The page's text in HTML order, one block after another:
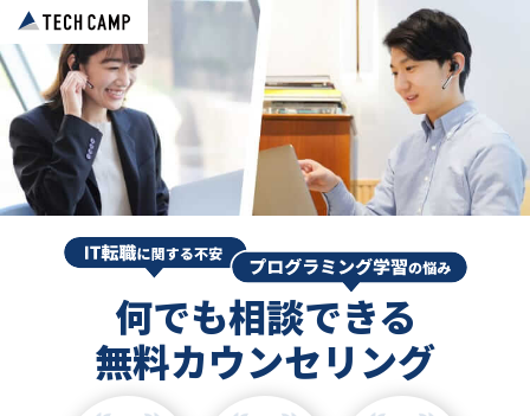
何でも相談できる
無料カウンセリング